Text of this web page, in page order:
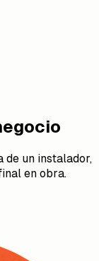
de un instalador,
en obra.